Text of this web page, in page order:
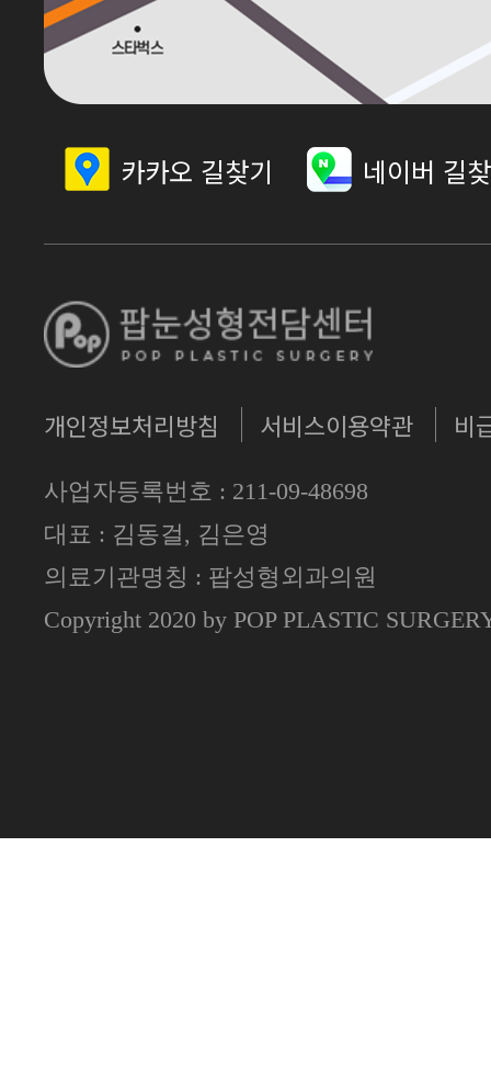
카카오 길찾기 네이버 길
개인정보처리방침 서비스이용약관 비
사업자등록번호 : 211-09-48698
대표 : 김동걸, 김은영
의료기관명칭 : 팝성형외과의원
Copyright 2020 by POP PLASTIC